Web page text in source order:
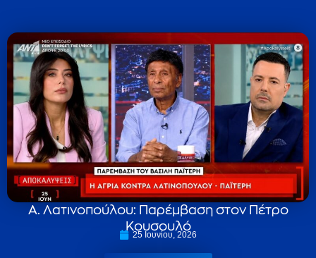
Α. Λατινοπούλου: Παρέμβαση στον Πέτρο
Κουσουλό
25 Ιουνίου, 2026